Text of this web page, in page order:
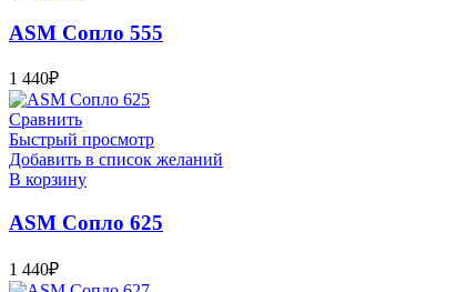
ASM Сопло 555
1 440₽
Сравнить
Быстрый просмотр
Добавить в список желаний
В корзину
ASM Сопло 625
1 440₽